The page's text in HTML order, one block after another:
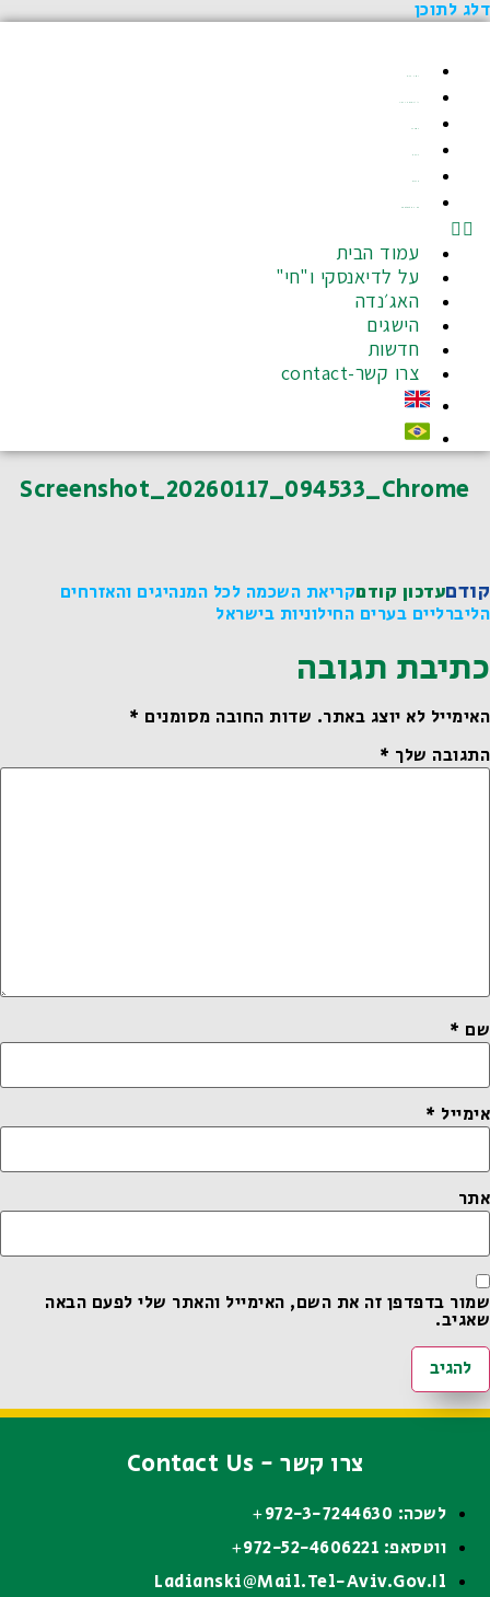
דלג לתוכן
עמוד הבית
על לדיאנסקי ו"חי"
האג׳נדה
הישגים
חדשות
צרו קשר-contact
Screenshot_20260117_094533_Chrome
קודםעדכון קודםקריאת השכמה לכל המנהיגים והאזרחים
הליברליים בערים החילוניות בישראל
כתיבת תגובה
האימייל לא יוצג באתר. שדות החובה מסומנים *
התגובה שלך *
שם *
אימייל *
אתר
שמור בדפדפן זה את השם, האימייל והאתר שלי לפעם הבאה
שאגיב.
צרו קשר - Contact Us
לשכה: 972-3-7244630+
ווטסאפ: 972-52-4606221+
Ladianski@mail.tel-Aviv.gov.il